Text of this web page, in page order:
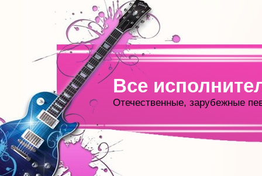
Все
Отечественные, зарубежные